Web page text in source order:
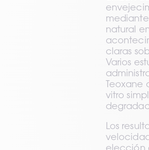
natural
claras
Varios
Teoxane
vitro
Los